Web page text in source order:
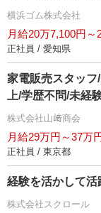
横浜ゴム株式会社
月給20万7,100円～
正社員 / 愛知県
家電販売スタッフ
上/学歴不問/未経
株式会社山﨑商会
月給29万円～37万
正社員 / 東京都
経験を活かして活
株式会社スクロール